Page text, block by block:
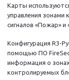
Карты
управления зонами
сигналов «Пожар»
Конфигурация R3-
помощью ПО
информация о
контролируемых